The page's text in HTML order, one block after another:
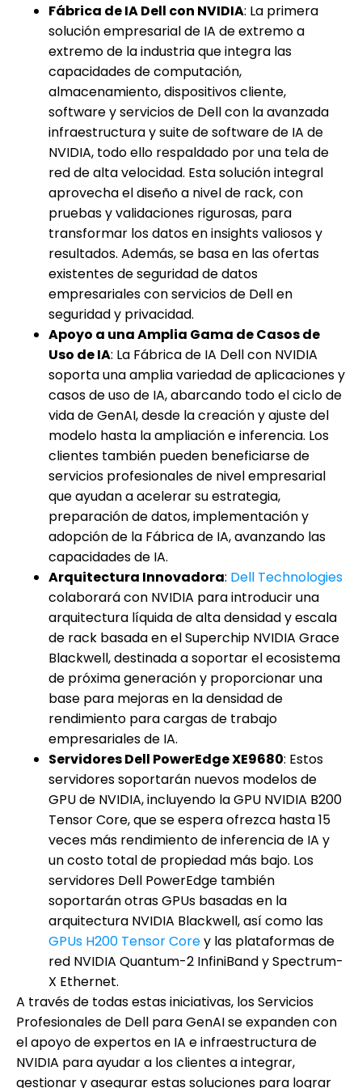
Fábrica de IA Dell con NVIDIA: La primera
solución empresarial de IA de extremo a
extremo de la industria que integra las
capacidades de computación,
almacenamiento, dispositivos cliente,
software y servicios de Dell con la avanzada
infraestructura y suite de software de IA de
NVIDIA, todo ello respaldado por una tela de
red de alta velocidad. Esta solución integral
aprovecha el diseño a nivel de rack, con
pruebas y validaciones rigurosas, para
transformar los datos en insights valiosos y
resultados. Además, se basa en las ofertas
existentes de seguridad de datos
empresariales con servicios de Dell en
seguridad y privacidad.
Apoyo a una Amplia Gama de Casos de
Uso de IA: La Fábrica de IA Dell con NVIDIA
soporta una amplia variedad de aplicaciones y
casos de uso de IA, abarcando todo el ciclo de
vida de GenAI, desde la creación y ajuste del
modelo hasta la ampliación e inferencia. Los
clientes también pueden beneficiarse de
servicios profesionales de nivel empresarial
que ayudan a acelerar su estrategia,
preparación de datos, implementación y
adopción de la Fábrica de IA, avanzando las
capacidades de IA.
Arquitectura Innovadora: Dell Technologies
colaborará con NVIDIA para introducir una
arquitectura líquida de alta densidad y escala
de rack basada en el Superchip NVIDIA Grace
Blackwell, destinada a soportar el ecosistema
de próxima generación y proporcionar una
base para mejoras en la densidad de
rendimiento para cargas de trabajo
empresariales de IA.
Servidores Dell PowerEdge XE9680: Estos
servidores soportarán nuevos modelos de
GPU de NVIDIA, incluyendo la GPU NVIDIA B200
Tensor Core, que se espera ofrezca hasta 15
veces más rendimiento de inferencia de IA y
un costo total de propiedad más bajo. Los
servidores Dell PowerEdge también
soportarán otras GPUs basadas en la
arquitectura NVIDIA Blackwell, así como las
GPUs H200 Tensor Corey las plataformas de
red NVIDIA Quantum-2 InfiniBand y Spectrum-
X Ethernet.
A través de todas estas iniciativas, los Servicios
Profesionales de Dell para GenAI se expanden con
el apoyo de expertos en IA e infraestructura de
NVIDIA para ayudar a los clientes a integrar,
gestionar y asegurar estas soluciones para lograr